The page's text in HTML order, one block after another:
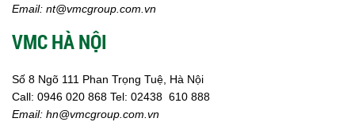
Email: nt@vmcgroup.com.vn
VMC HÀ NỘI
Số 8 Ngõ 111 Phan Trọng Tuệ, Hà Nội
Call: 0946 020 868 Tel: 02438 610 888
Email: hn@vmcgroup.com.vn